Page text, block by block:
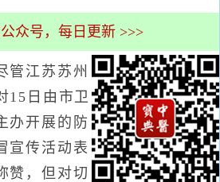
众号，每日更新 >>>
江苏苏州
15日由市卫
办开展的防
宣传活动表
赞，但对切